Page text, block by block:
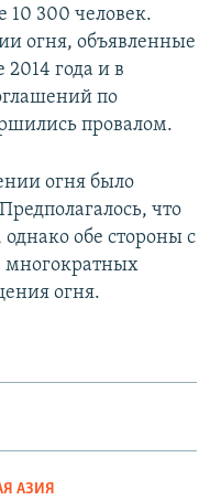
10 300 человек.
огня, объявленные
года и в
по
провалом.
огня было
что
однако обе стороны с
многократных
огня.
АЗИЯ